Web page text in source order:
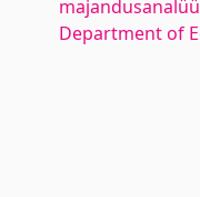
Department of